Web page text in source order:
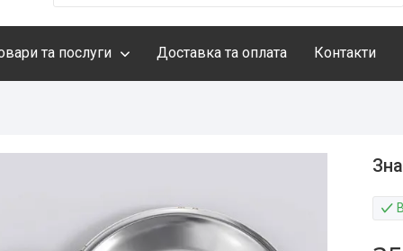
та послуги Доставка та оплата Контакти